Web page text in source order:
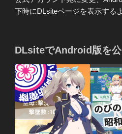
下時にDLsiteページを表示する
DLsiteでAndroid版を